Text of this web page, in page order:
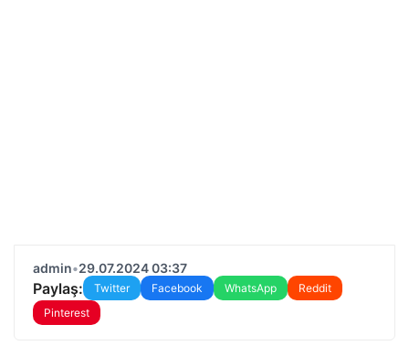
admin•29.07.2024 03:37
Paylaş: Twitter Facebook WhatsApp
Reddit
Pinterest